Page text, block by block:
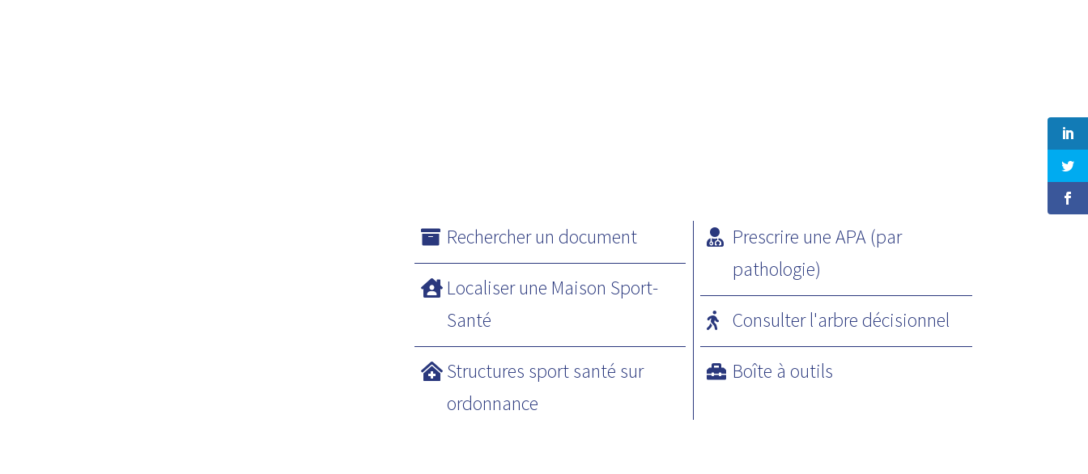
Rechercher un document
Localiser une Maison Sport-
Santé
Structures sport santé sur
ordonnance
Prescrire une APA (par
pathologie)
Consulter l'arbre décisionnel
Boîte à outils